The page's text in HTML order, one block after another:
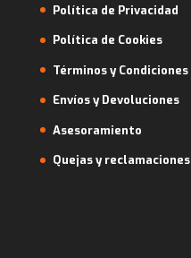
Política de Privacidad
Política de Cookies
Términos y Condiciones
Envíos y Devoluciones
Asesoramiento
Quejas y reclamaciones